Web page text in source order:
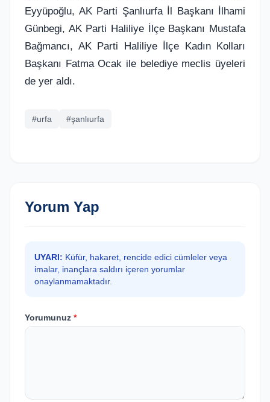
Eyyüpoğlu, AK Parti Şanlıurfa İl Başkanı İlhami
Günbegi, AK Parti Haliliye İlçe Başkanı Mustafa
Bağmancı, AK Parti Haliliye İlçe Kadın Kolları
Başkanı Fatma Ocak ile belediye meclis üyeleri
de yer aldı.
#urfa #şanlıurfa
Yorum Yap
UYARI: Küfür, hakaret, rencide edici cümleler veya
imalar, inançlara saldırı içeren yorumlar
onaylanmamaktadır.
Yorumunuz *